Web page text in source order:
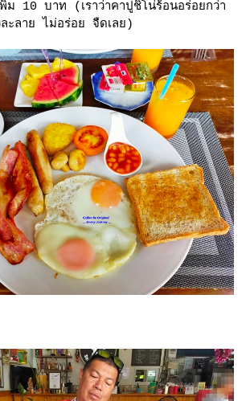
พิ่ม 10 บาท (เราว่าคาปูชิโน่ร้อนอร่อยกว่า
ะลาย ไม่อร่อย จืดเลย)